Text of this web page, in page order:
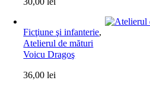
Ficţiune şi infanterie,
Atelierul de mături
Voicu Dragoş
36,00lei